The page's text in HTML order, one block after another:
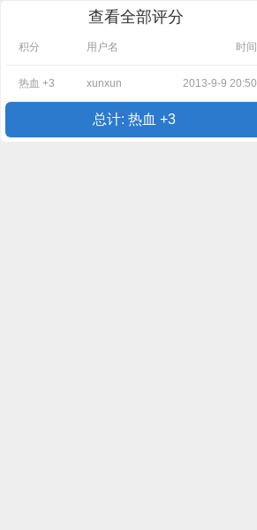
查看全部评分
积分 用户名 时间
热血 +3 xunxun 2013-9-9 20:50
总计: 热血 +3